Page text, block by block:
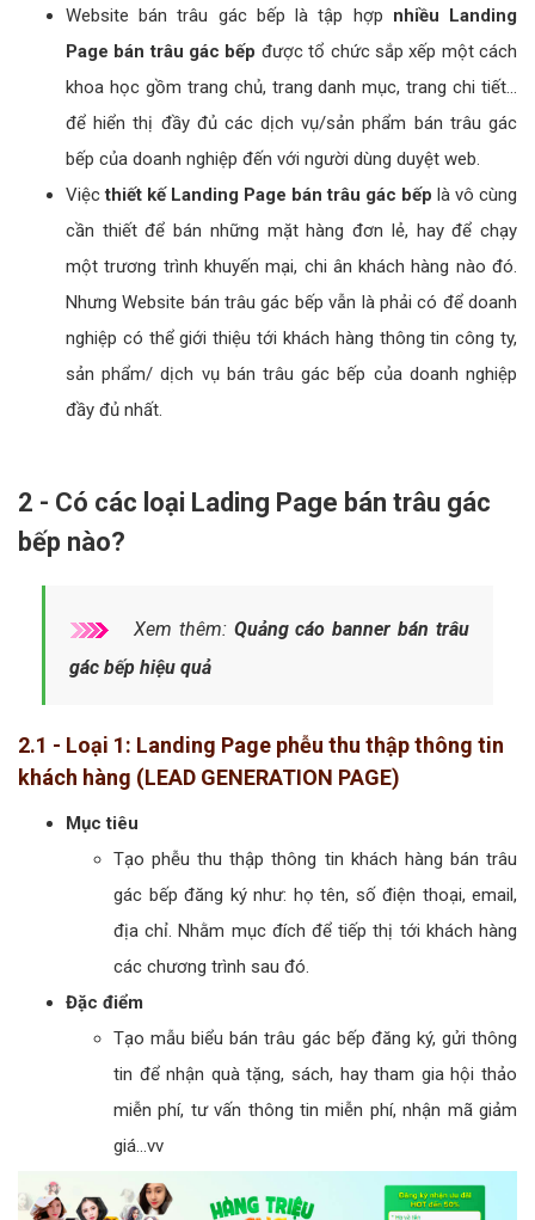
Website bán trâu gác bếp là tập hợp nhiều Landing
Page bán trâu gác bếp được tổ chức sắp xếp một cách
khoa học gồm trang chủ, trang danh mục, trang chi tiết...
để hiển thị đầy đủ các dịch vụ/sản phẩm bán trâu gác
bếp của doanh nghiệp đến với người dùng duyệt web.
Việcthiết kế Landing Page bán trâu gác bếp là vô cùng
cần thiết để bán những mặt hàng đơn lẻ, hay để chạy
một trương trình khuyến mại, chi ân khách hàng nào đó.
Nhưng Website bán trâu gác bếp vẫn là phải có để doanh
nghiệp có thể giới thiệu tới khách hàng thông tin công ty,
sản phẩm/ dịch vụ bán trâu gác bếp của doanh nghiệp
đầy đủ nhất.
2 - Có các loại Lading Page bán trâu gác
bếp nào?
Xem thêm: Quảng cáo banner bán trâu
gác bếp hiệu quả
2.1 - Loại 1: Landing Page phễu thu thập thông tin
khách hàng (LEAD GENERATION PAGE)
Mục tiêu
Tạo phễu thu thập thông tin khách hàng bán trâu
gác bếp đăng ký như: họ tên, số điện thoại, email,
địa chỉ. Nhằm mục đích để tiếp thị tới khách hàng
các chương trình sau đó.
Đặc điểm
Tạo mẫu biểu bán trâu gác bếp đăng ký, gửi thông
tin để nhận quà tặng, sách, hay tham gia hội thảo
miễn phí, tư vấn thông tin miễn phí, nhận mã giảm
giá...vv